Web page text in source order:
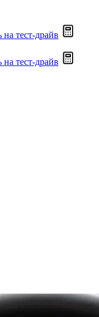
на тест-драйв
на тест-драйв